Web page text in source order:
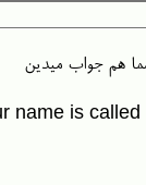
هم جواب میدین
name is called